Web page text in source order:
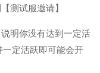
测试服邀请】
明你没有达到一定活
定活跃即可能会开